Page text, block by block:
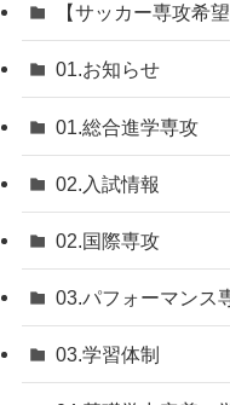
【サッカー専攻希
01.お知らせ
01.総合進学専攻
02.入試情報
02.国際専攻
03.パフォーマンス
03.学習体制